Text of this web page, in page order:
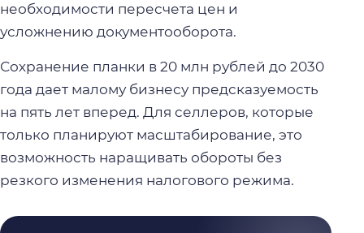
необходимости пересчета цен и
усложнению документооборота.
Сохранение планки в 20 млн рублей до 2030
года дает малому бизнесу предсказуемость
на пять лет вперед. Для селлеров, которые
только планируют масштабирование, это
возможность наращивать обороты без
резкого изменения налогового режима.